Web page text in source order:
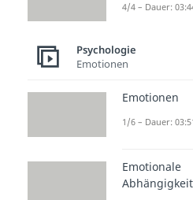
du an einem
dich auch
kulturelle
Kleidungsstil.
4/4 – Dauer:
Psychologie
Emotionen
Emotionen
1/6 – Dauer:
Emotionale
Abhängigkeit